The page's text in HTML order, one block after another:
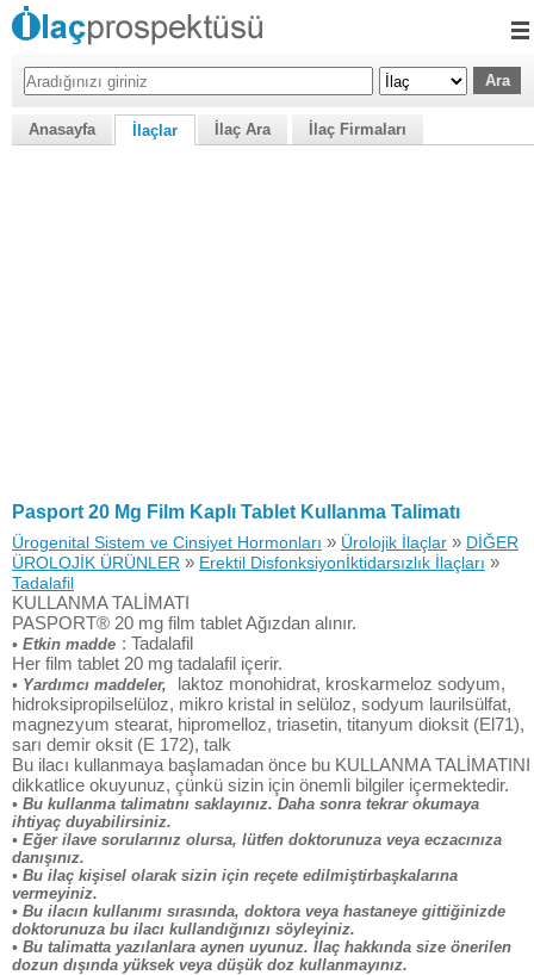
Anasayfa İlaçlar İlaç Ara İlaç Firmaları
Pasport 20 Mg Film Kaplı Tablet Kullanma Talimatı
Ürogenital Sistem ve Cinsiyet Hormonları » Ürolojik İlaçlar » DİĞER
ÜROLOJİK ÜRÜNLER » Erektil Disfonksiyonİktidarsızlık İlaçları »
Tadalafil
KULLANMA TALİMATI
PASPORT® 20 mg film tablet Ağızdan alınır.
• Etkin madde : Tadalafil
Her film tablet 20 mg tadalafil içerir.
• Yardımcı maddeler,
laktoz monohidrat, kroskarmeloz sodyum,
hidroksipropilselüloz, mikro kristal in selüloz, sodyum laurilsülfat,
magnezyum stearat, hipromelloz, triasetin, titanyum dioksit (El71),
sarı demir oksit (E 172), talk
Bu ilacı kullanmaya başlamadan önce bu KULLANMA TALİMATINI
dikkatlice okuyunuz, çünkü sizin için önemli bilgiler içermektedir.
• Bu kullanma talimatını saklayınız. Daha sonra tekrar okumaya
ihtiyaç duyabilirsiniz.
• Eğer ilave sorularınız olursa, lütfen doktorunuza veya eczacınıza
danışınız.
• Bu ilaç kişisel olarak sizin için reçete edilmiştirbaşkalarına
vermeyiniz.
• Bu ilacın kullanımı sırasında, doktora veya hastaneye gittiğinizde
doktorunuza bu ilacı kullandığınızı söyleyiniz.
• Bu talimatta yazılanlara aynen uyunuz. İlaç hakkında size önerilen
dozun dışında yüksek veya düşük doz kullanmayınız.